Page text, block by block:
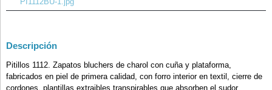
Descripción
Pitillos 1112. Zapatos bluchers de charol con cuña y plataforma,
fabricados en piel de primera calidad, con forro interior en textil, cierre de
cordones, plantillas extraibles transpirables que absorben el sudor